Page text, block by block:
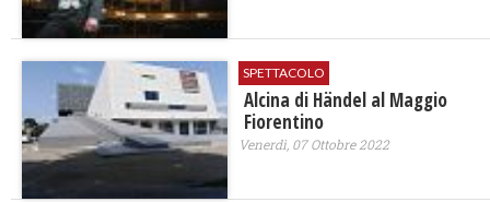
SPETTACOLO
Alcina di Händel al Maggio
Fiorentino
Venerdì, 07 Ottobre 2022